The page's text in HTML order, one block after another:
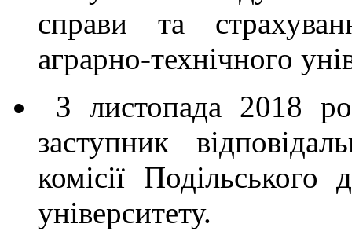
справи та
аграрно-технічного
З листопада 2018
заступник
комісії Подільського
університету.